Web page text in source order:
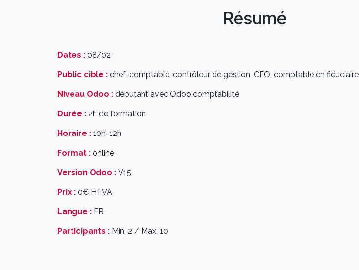
Résumé
Dates : 08/02
Public cible : chef-comptable, contrôleur de gestion, CFO, comptable en fiduciaire
Niveau Odoo : débutant avec Odoo comptabilité
Durée : 2h de formation
Horaire : 10h-12h
Format : online
Version Odoo : V15
Prix : 0€ HTVA
Langue : FR
Participants : Min. 2 / Max. 10